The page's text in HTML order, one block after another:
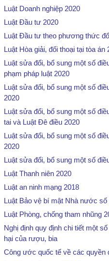
Luật Doanh nghiệp 2020
Luật Đầu tư 2020
Luật Đầu tư theo phương thức
Luật Hòa giải, đối thoại tại tòa án
Luật sửa đổi, bổ sung một số
phạm pháp luật 2020
Luật sửa đổi, bổ sung một số
2020
Luật sửa đổi, bổ sung một số
tai và Luật Đê điều 2020
Luật sửa đổi, bổ sung một số
2020
Luật sửa đổi, bổ sung một số
Luật Thanh niên 2020
Luật an ninh mạng 2018
Luật Bảo vệ bí mật Nhà nước
Luật Phòng, chống tham nhũng
Nghị định quy định chi tiết một
hại của rượu, bia
Công ước quốc tế về các quyền